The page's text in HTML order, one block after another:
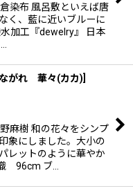
染布 風呂敷といえば唐
く、藍に近いブルーに
加工『dewelry』 日本
ながれ 華々(カカ)
麻樹 和の花々をシンプ
象にしました。大小の
レットのように華やか
96cm ブ…